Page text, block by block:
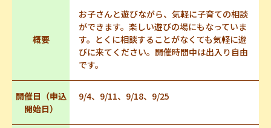
概要
お子さんと遊びながら、気軽に子育ての相談
ができます。楽しい遊びの場にもなっていま
す。とくに相談することがなくても気軽に遊
びに来てください。開催時間中は出入り自由
です。
開催日（申込
開始日）
9/4、9/11、9/18、9/25